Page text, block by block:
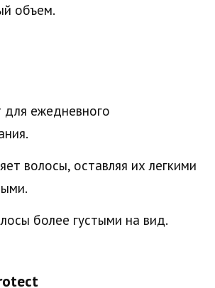
объем.
ежедневного
волосы, оставляя их легкими
более густыми на вид.